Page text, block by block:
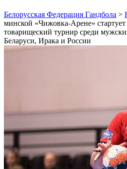
Белорусская Федерация Гандбола >
минской «Чижовка-Арене»
товарищеский турнир среди
Беларуси, Ирака и России